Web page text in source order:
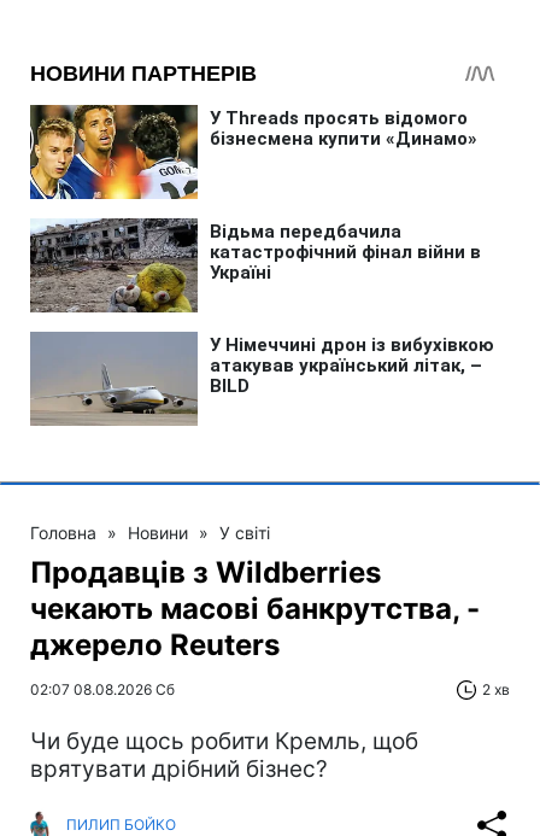
Головна » Новини » У світі
Продавців з Wildberries
чекають масові банкрутства, -
джерело Reuters
02:07 08.08.2026 Сб 2 хв
Чи буде щось робити Кремль, щоб
врятувати дрібний бізнес?
ПИЛИП БОЙКО